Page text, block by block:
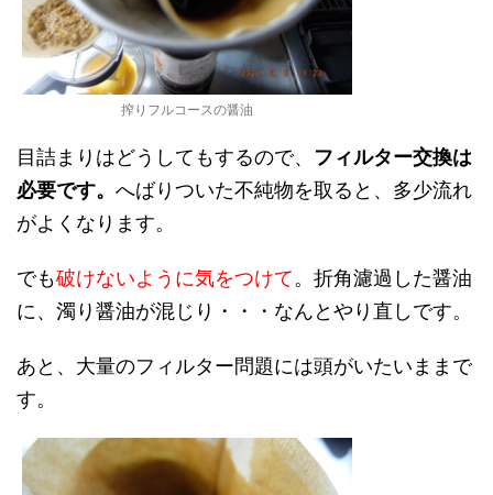
搾りフルコースの醤油
目詰まりはどうしてもするので、 フィルター交換は
必要です。 へばりついた不純物を取ると、多少流れ
がよくなります。
でも破けないように気をつけて。折角濾過した醤油
に、濁り醤油が混じり・・・なんとやり直しです。
あと、大量のフィルター問題には頭がいたいままで
す。